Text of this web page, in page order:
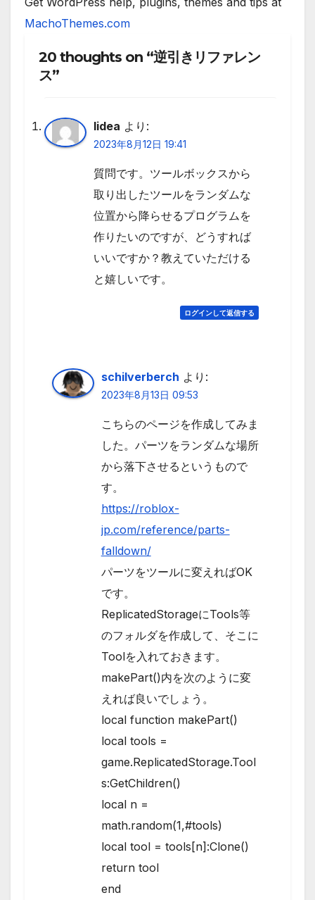
MachoThemes.com
20 thoughts on “逆引きリファレン
ス”
lidea より:
2023年8月12日 19:41
質問です。ツールボックスから
取り出したツールをランダムな
位置から降らせるプログラムを
作りたいのですが、どうすれば
いいですか？教えていただける
と嬉しいです。
ログインして返信する
schilverberch より:
2023年8月13日 09:53
こちらのページを作成してみま
した。パーツをランダムな場所
から落下させるというもので
す。
https://roblox-
jp.com/reference/parts-
falldown/
パーツをツールに変えればOK
です。
ReplicatedStorageにTools等
のフォルダを作成して、そこに
Toolを入れておきます。
makePart()内を次のように変
えれば良いでしょう。
local function makePart()
local tools =
game.ReplicatedStorage.Tool
s:GetChildren()
local n =
math.random(1,#tools)
local tool = tools[n]:Clone()
return tool
end